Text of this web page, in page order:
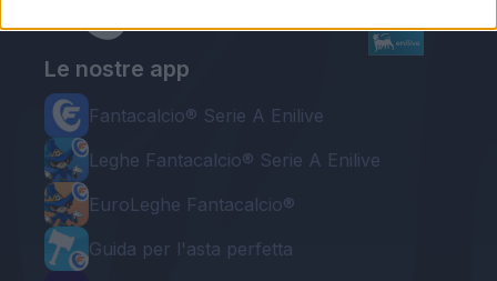
Le nostre app
Fantacalcio® Serie A Enilive
Leghe Fantacalcio® Serie A Enilive
EuroLeghe Fantacalcio®
Guida per l'asta perfetta